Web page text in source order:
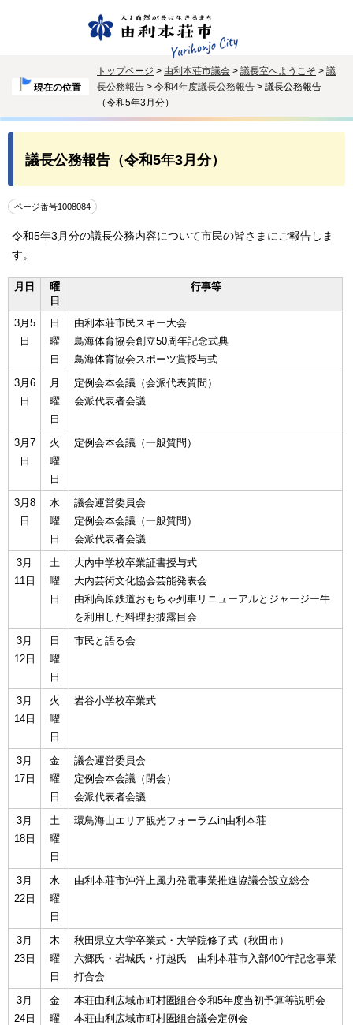
現在の位置
トップページ > 由利本荘市議会 > 議長室へようこそ > 議
長公務報告 > 令和4年度議長公務報告 > 議長公務報告
（令和5年3月分）
議長公務報告（令和5年3月分）
ページ番号1008084
令和5年3月分の議長公務内容について市民の皆さまにご報告しま
す。
月日
曜
日
行事等
3月5
日
日
曜
日
由利本荘市民スキー大会
鳥海体育協会創立50周年記念式典
鳥海体育協会スポーツ賞授与式
3月6
日
月
曜
日
定例会本会議（会派代表質問）
会派代表者会議
3月7
日
火
曜
日
定例会本会議（一般質問）
3月8
日
水
曜
日
議会運営委員会
定例会本会議（一般質問）
会派代表者会議
3月
11日
土
曜
日
大内中学校卒業証書授与式
大内芸術文化協会芸能発表会
由利高原鉄道おもちゃ列車リニューアルとジャージー牛
を利用した料理お披露目会
3月
12日
日
曜
日
市民と語る会
3月
14日
火
曜
日
岩谷小学校卒業式
3月
17日
金
曜
日
議会運営委員会
定例会本会議（閉会）
会派代表者会議
3月
18日
土
曜
日
環鳥海山エリア観光フォーラムin由利本荘
3月
22日
水
曜
日
由利本荘市沖洋上風力発電事業推進協議会設立総会
3月
23日
木
曜
日
秋田県立大学卒業式・大学院修了式（秋田市）
六郷氏・岩城氏・打越氏 由利本荘市入部400年記念事業
打合会
3月
24日
金
曜
本荘由利広域市町村圏組合令和5年度当初予算等説明会
本荘由利広域市町村圏組合議会定例会